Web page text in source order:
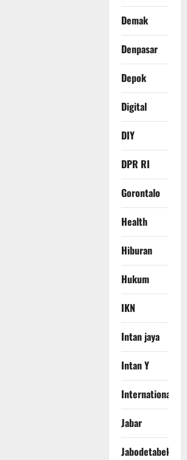
Demak
Denpasar
Depok
Digital
DIY
DPR RI
Gorontalo
Health
Hiburan
Hukum
IKN
Intan jaya
Intan Y
International
Jabar
Jabodetabek